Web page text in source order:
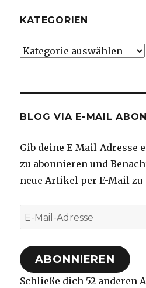
KATEGORIEN
Kategorien
BLOG VIA E-MAIL
Gib deine E-Mail-Adresse
zu abonnieren und
neue Artikel per E-Mail zu
E-
Mail-
Adresse
ABONNIEREN
Schließe dich 52 anderen